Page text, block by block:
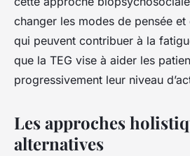
changer les modes de pensée
qui peuvent contribuer à la
que la TEG vise à aider les
progressivement leur niveau
Les approches
alternatives